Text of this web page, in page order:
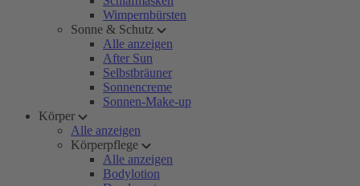
Wimpernbürsten
Sonne & Schutz
Alle anzeigen
After Sun
Selbstbräuner
Sonnencreme
Sonnen-Make-up
Körper
Alle anzeigen
Körperpflege
Alle anzeigen
Bodylotion